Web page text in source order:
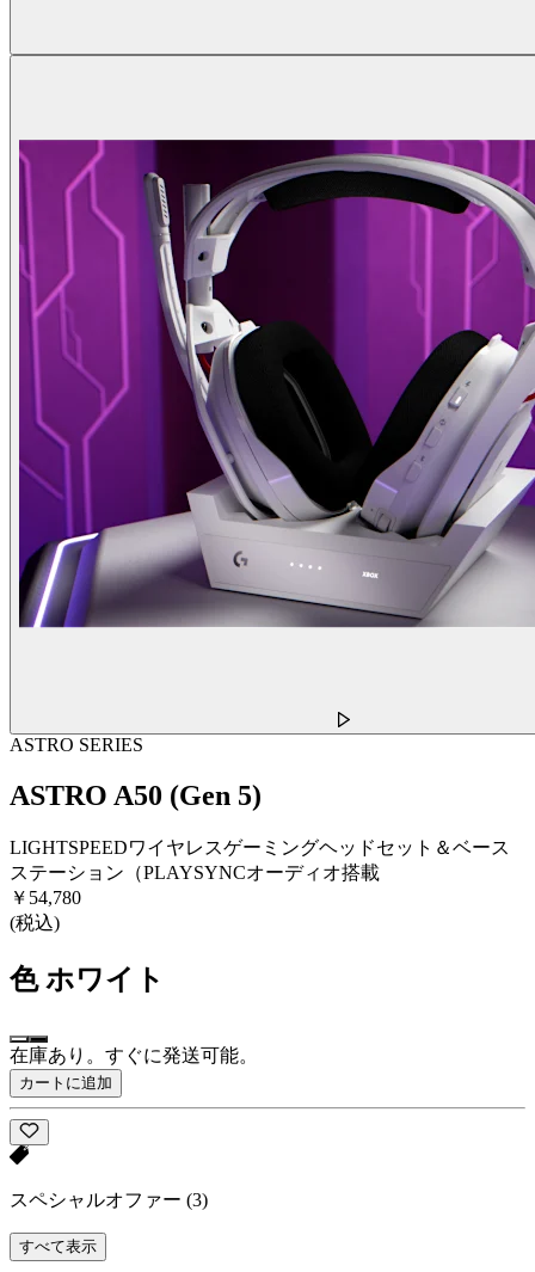
ASTRO SERIES
ASTRO A50 (Gen 5)
LIGHTSPEEDワイヤレスゲーミングヘッドセット＆ベース
ステーション（PLAYSYNCオーディオ搭載
￥54,780
(税込)
色 ホワイト
在庫あり。すぐに発送可能。
カートに追加
スペシャルオファー (3)
すべて表示